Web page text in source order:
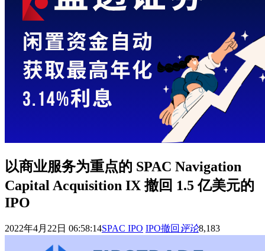
以商业服务为重点的 SPAC Navigation
Capital Acquisition IX 撤回 1.5 亿美元的
IPO
2022年4月22日 06:58:14SPAC IPO IPO撤回 评论8,183